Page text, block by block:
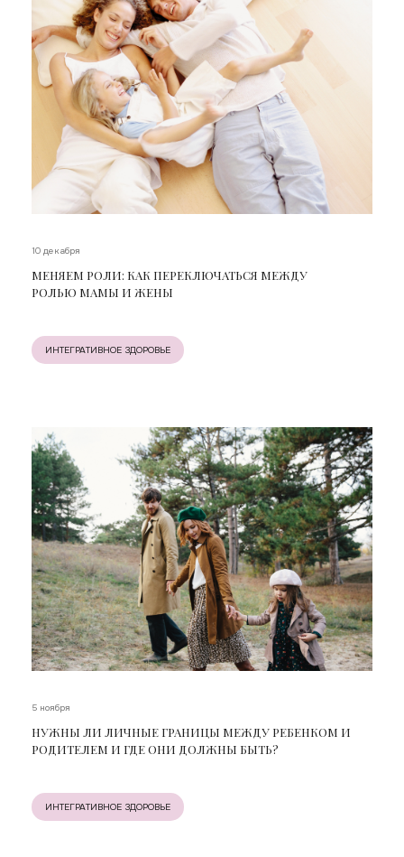
10 декабря
МЕНЯЕМ РОЛИ: КАК ПЕРЕКЛЮЧАТЬСЯ МЕЖДУ
РОЛЬЮ МАМЫ И ЖЕНЫ
ИНТЕГРАТИВНОЕ ЗДОРОВЬЕ
5 ноября
НУЖНЫ ЛИ ЛИЧНЫЕ ГРАНИЦЫ МЕЖДУ РЕБЕНКОМ И
РОДИТЕЛЕМ И ГДЕ ОНИ ДОЛЖНЫ БЫТЬ?
ИНТЕГРАТИВНОЕ ЗДОРОВЬЕ